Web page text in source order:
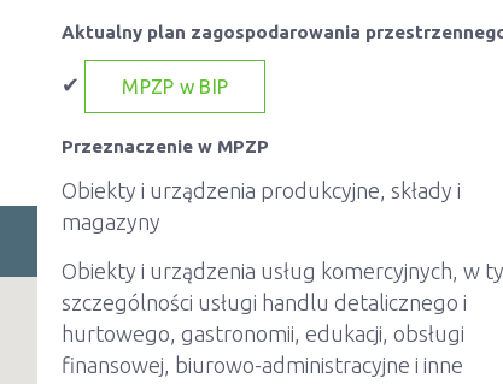
Aktualny plan zagospodarowania
✔ MPZP w BIP
Przeznaczenie w MPZP
Obiekty i urządzenia produkcyjne, składy i
magazyny
Obiekty i urządzenia usług komercyjnych, w
szczególności usługi handlu detalicznego i
hurtowego, gastronomii, edukacji, obsługi
finansowej, biurowo-administracyjne i inne